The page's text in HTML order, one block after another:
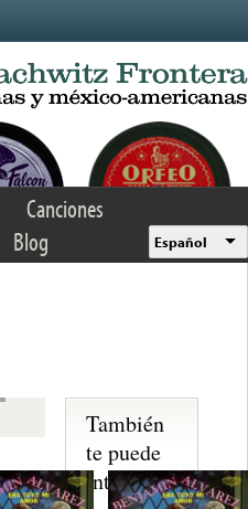
Canciones
Blog Español
También
te puede
interesar...